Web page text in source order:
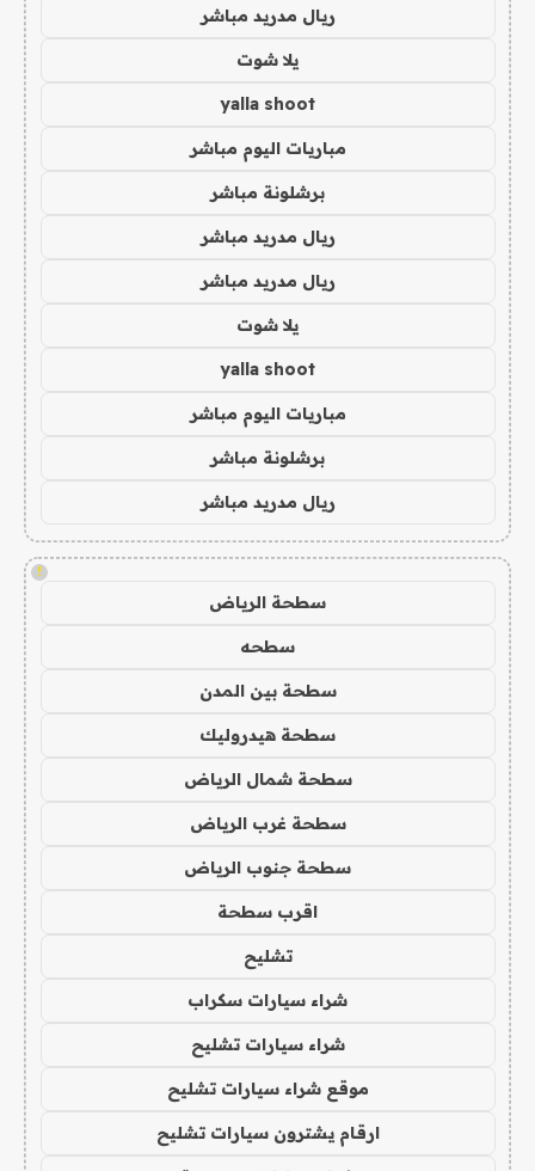
ريال مدريد مباشر
يلا شوت
yalla shoot
مباريات اليوم مباشر
برشلونة مباشر
ريال مدريد مباشر
ريال مدريد مباشر
يلا شوت
yalla shoot
مباريات اليوم مباشر
برشلونة مباشر
ريال مدريد مباشر
!
سطحة الرياض
سطحه
سطحة بين المدن
سطحة هيدروليك
سطحة شمال الرياض
سطحة غرب الرياض
سطحة جنوب الرياض
اقرب سطحة
تشليح
شراء سيارات سكراب
شراء سيارات تشليح
موقع شراء سيارات تشليح
ارقام يشترون سيارات تشليح